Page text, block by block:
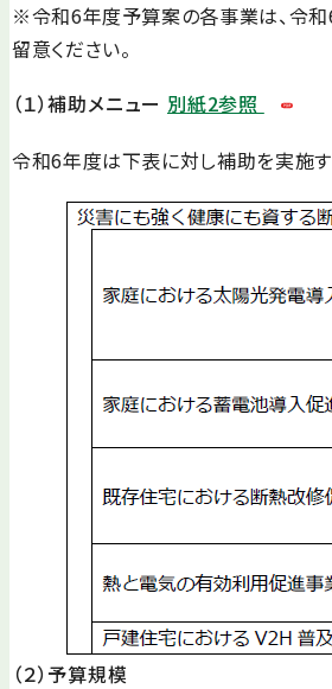
※令和6年度予算案の各事業は、令和
留意ください。
（１）補助メニュー 別紙2参照
令和6年度は下表に対し補助を実施す
（２）予算規模